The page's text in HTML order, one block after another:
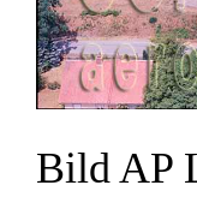
Bild AP